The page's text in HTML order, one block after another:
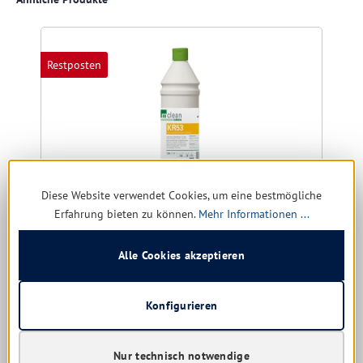
Restposten
mclean Green KR53 Küchenreiniger + Grillreiniger
Diese Website verwendet Cookies, um eine bestmögliche
Erfahrung bieten zu können. Mehr Informationen ...
Nur technisch notwendige
Konfigurieren
Alle Cookies akzeptieren